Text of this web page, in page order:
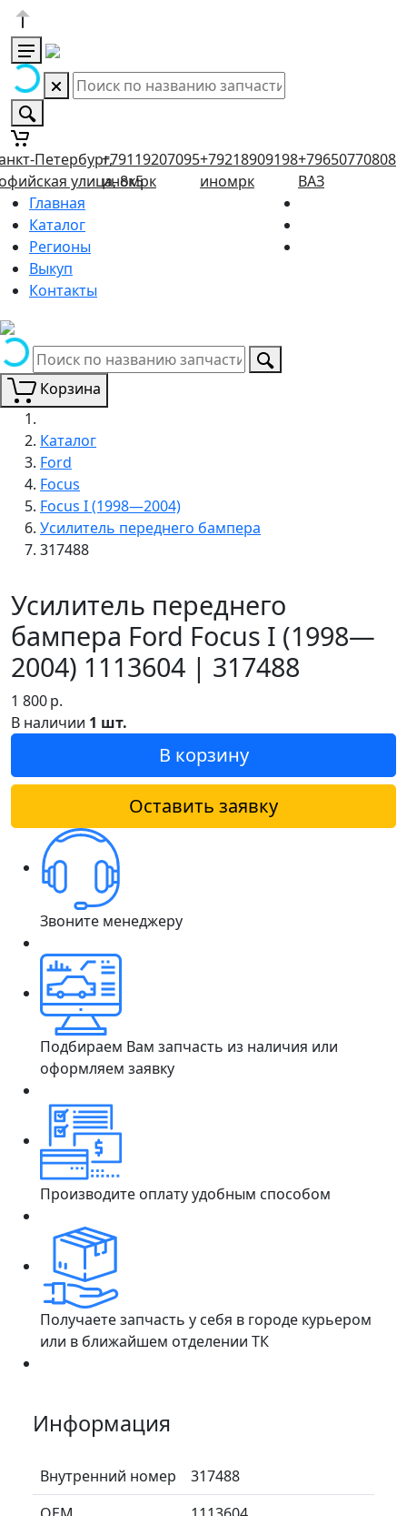
Петербург,
улица, 8к5
+79119207095
иномрк
+79218909198
иномрк
+79650770808
ВАЗ
Главная
Каталог
Регионы
Выкуп
Контакты
Корзина
Каталог
Ford
Focus
Focus I (1998—2004)
Усилитель переднего бампера
317488
Усилитель переднего
бампера Ford Focus I (1998—
2004) 1113604 | 317488
1 800р.
В наличии 1 шт.
В корзину
Оставить заявку
Звоните менеджеру
Подбираем Вам запчасть из наличия или
оформляем заявку
Производите оплату удобным способом
Получаете запчасть у себя в городе курьером
или в ближайшем отделении ТК
Информация
Внутренний номер
317488